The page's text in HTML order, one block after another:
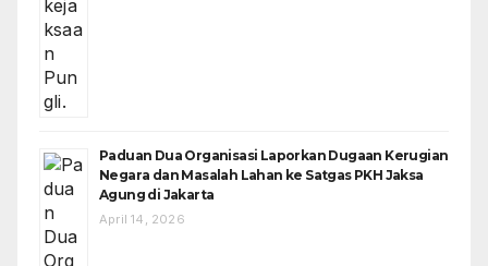
Paduan Dua Organisasi Laporkan Dugaan Kerugian
Negara dan Masalah Lahan ke Satgas PKH Jaksa
Agung di Jakarta
April 14, 2026